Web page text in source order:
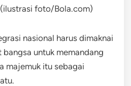
foto/Bola.com)
nasional harus dimaknai
untuk memandang
majemuk itu sebagai